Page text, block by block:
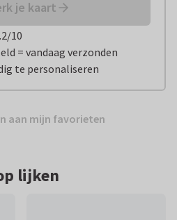
je kaart
10
= vandaag verzonden
te personaliseren
aan mijn favorieten
lijken